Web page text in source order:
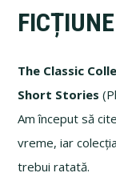
FICȚIUNE
The Classic
Short Stories
Am început să
vreme, iar
trebui ratată.